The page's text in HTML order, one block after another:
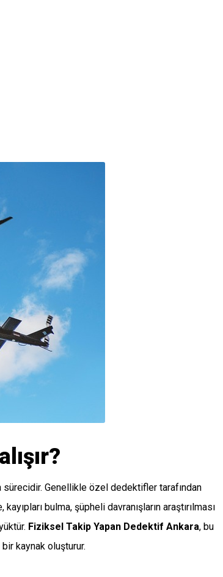
Genellikle özel dedektifler tarafından
bulma, şüpheli davranışların araştırılması
Fiziksel Takip Yapan Dedektif Ankara, bu
kaynak oluşturur.